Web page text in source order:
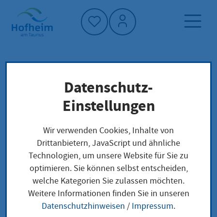
Startseite"
Neuigkeiten und Ausschreibungen
Inklusionsbeirat
Inklusionsbeirat
Donnerstag, 3.
| ab
| Rathausanbau,
Datenschutz-
Einstellungen
Wir verwenden Cookies, Inhalte von
Drittanbietern, JavaScript und ähnliche
Technologien, um unsere Website für Sie zu
optimieren. Sie können selbst entscheiden,
welche Kategorien Sie zulassen möchten.
Weitere Informationen finden Sie in unseren
Datenschutzhinweisen / Impressum.